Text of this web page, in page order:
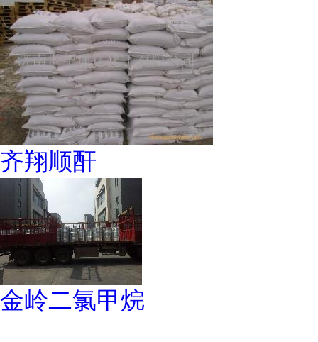
齐翔顺酐
金岭二氯甲烷